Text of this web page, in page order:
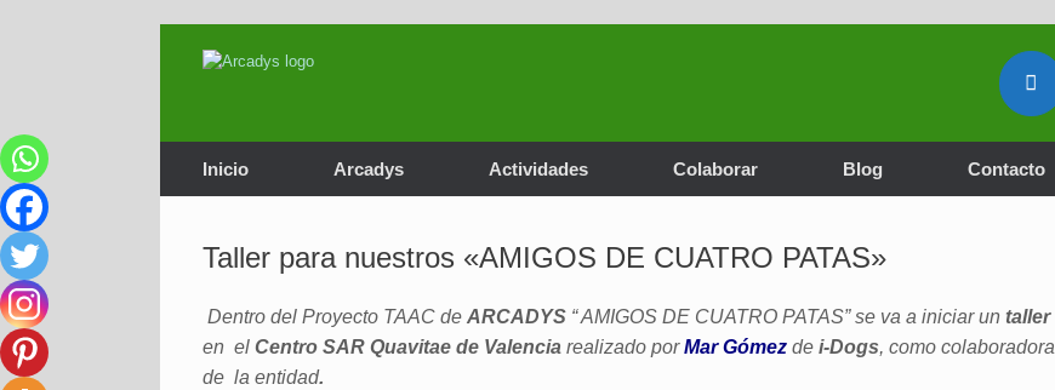
Inicio Arcadys Actividades Colaborar Blog Contacto
Taller para nuestros «AMIGOS DE CUATRO PATAS»
Dentro del Proyecto TAAC de ARCADYS “ AMIGOS DE CUATRO PATAS” se va a iniciar un taller
en el Centro SAR Quavitae de Valencia realizado porMar Gómez de i-Dogs, como colaboradora
de la entidad.